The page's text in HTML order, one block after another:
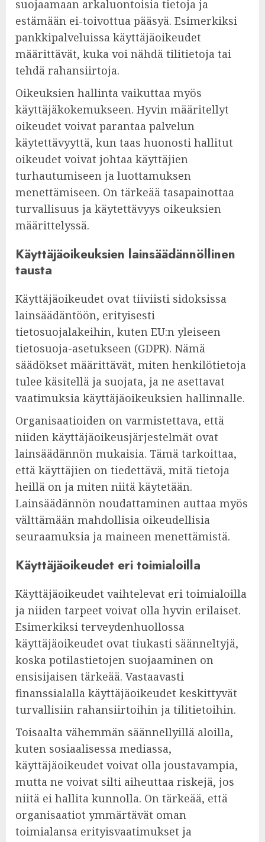
suojaamaan arkaluontoisia tietoja ja
estämään ei-toivottua pääsyä. Esimerkiksi
pankkipalveluissa käyttäjäoikeudet
määrittävät, kuka voi nähdä tilitietoja tai
tehdä rahansiirtoja.
Oikeuksien hallinta vaikuttaa myös
käyttäjäkokemukseen. Hyvin määritellyt
oikeudet voivat parantaa palvelun
käytettävyyttä, kun taas huonosti hallitut
oikeudet voivat johtaa käyttäjien
turhautumiseen ja luottamuksen
menettämiseen. On tärkeää tasapainottaa
turvallisuus ja käytettävyys oikeuksien
määrittelyssä.
Käyttäjäoikeuksien lainsäädännöllinen
tausta
Käyttäjäoikeudet ovat tiiviisti sidoksissa
lainsäädäntöön, erityisesti
tietosuojalakeihin, kuten EU:n yleiseen
tietosuoja-asetukseen (GDPR). Nämä
säädökset määrittävät, miten henkilötietoja
tulee käsitellä ja suojata, ja ne asettavat
vaatimuksia käyttäjäoikeuksien hallinnalle.
Organisaatioiden on varmistettava, että
niiden käyttäjäoikeusjärjestelmät ovat
lainsäädännön mukaisia. Tämä tarkoittaa,
että käyttäjien on tiedettävä, mitä tietoja
heillä on ja miten niitä käytetään.
Lainsäädännön noudattaminen auttaa myös
välttämään mahdollisia oikeudellisia
seuraamuksia ja maineen menettämistä.
Käyttäjäoikeudet eri toimialoilla
Käyttäjäoikeudet vaihtelevat eri toimialoilla
ja niiden tarpeet voivat olla hyvin erilaiset.
Esimerkiksi terveydenhuollossa
käyttäjäoikeudet ovat tiukasti säänneltyjä,
koska potilastietojen suojaaminen on
ensisijaisen tärkeää. Vastaavasti
finanssialalla käyttäjäoikeudet keskittyvät
turvallisiin rahansiirtoihin ja tilitietoihin.
Toisaalta vähemmän säännellyillä aloilla,
kuten sosiaalisessa mediassa,
käyttäjäoikeudet voivat olla joustavampia,
mutta ne voivat silti aiheuttaa riskejä, jos
niitä ei hallita kunnolla. On tärkeää, että
organisaatiot ymmärtävät oman
toimialansa erityisvaatimukset ja